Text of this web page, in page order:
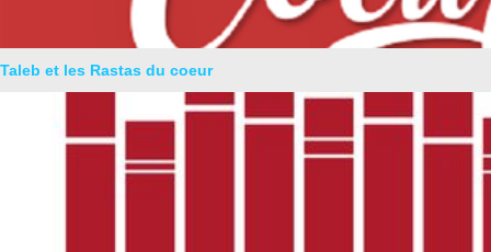
Taleb et les Rastas du coeur